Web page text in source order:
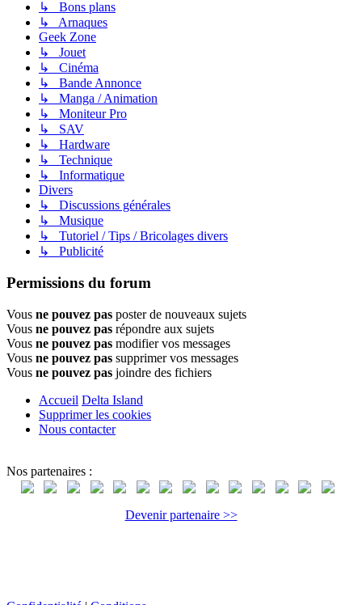
↳ Bons plans
↳ Arnaques
Geek Zone
↳ Jouet
↳ Cinéma
↳ Bande Annonce
↳ Manga / Animation
↳ Moniteur Pro
↳ SAV
↳ Hardware
↳ Technique
↳ Informatique
Divers
↳ Discussions générales
↳ Musique
↳ Tutoriel / Tips / Bricolages divers
↳ Publicité
Permissions du forum
Vous ne pouvez pas poster de nouveaux sujets
Vous ne pouvez pas répondre aux sujets
Vous ne pouvez pas modifier vos messages
Vous ne pouvez pas supprimer vos messages
Vous ne pouvez pas joindre des fichiers
Accueil Delta Island
Supprimer les cookies
Nous contacter
Nos partenaires :
Devenir partenaire >>